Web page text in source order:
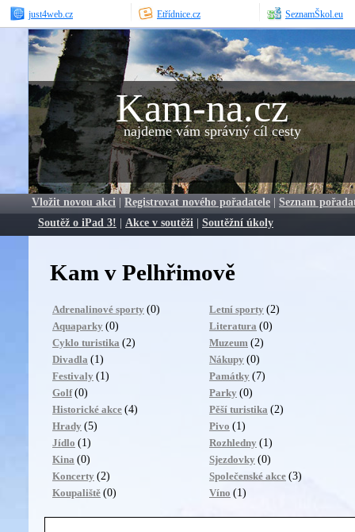
just4web.cz Etřídnice.cz SeznamŠkol.eu
Kam-na.cz
najdeme vám správný cíl cesty
Vložit novou akci | Registrovat nového pořadatele | Seznam
Soutěž o iPad 3! | Akce v soutěži | Soutěžní úkoly
Kam v Pelhřimově
Adrenalinové sporty (0)
Aquaparky (0)
Cyklo turistika (2)
Divadla (1)
Festivaly (1)
Golf (0)
Historické akce (4)
Hrady (5)
Jídlo (1)
Kina (0)
Koncerty (2)
Koupaliště (0)
Letní sporty (2)
Literatura (0)
Muzeum (2)
Nákupy (0)
Památky (7)
Parky (0)
Pěší turistika (2)
Pivo (1)
Rozhledny (1)
Sjezdovky (0)
Společenské akce (3)
Víno (1)